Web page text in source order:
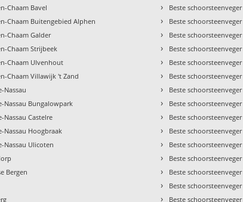
Chaam Bavel
Chaam Buitengebied Alphen
Chaam Galder
Chaam Strijbeek
Chaam Ulvenhout
Chaam Villawijk 't Zand
Nassau
Nassau Bungalowpark
Nassau Castelre
Nassau Hoogbraak
Nassau Ulicoten
Bergen
› Beste
› Beste
› Beste
› Beste
› Beste
› Beste
› Beste
› Beste
› Beste
› Beste
› Beste
› Beste
› Beste
› Beste
› Beste